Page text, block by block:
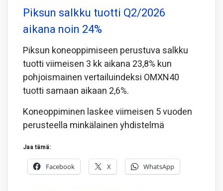
Piksun salkku tuotti Q2/2026
aikana noin 24%
Piksun koneoppimiseen perustuva salkku
tuotti viimeisen 3 kk aikana 23,8% kun
pohjoismainen vertailuindeksi OMXN40
tuotti samaan aikaan 2,6%.
Koneoppiminen laskee viimeisen 5 vuoden
perusteella minkälainen yhdistelmä
Jaa tämä:
Facebook X WhatsApp